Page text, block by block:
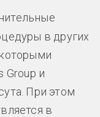
в других
Group и
При этом
в